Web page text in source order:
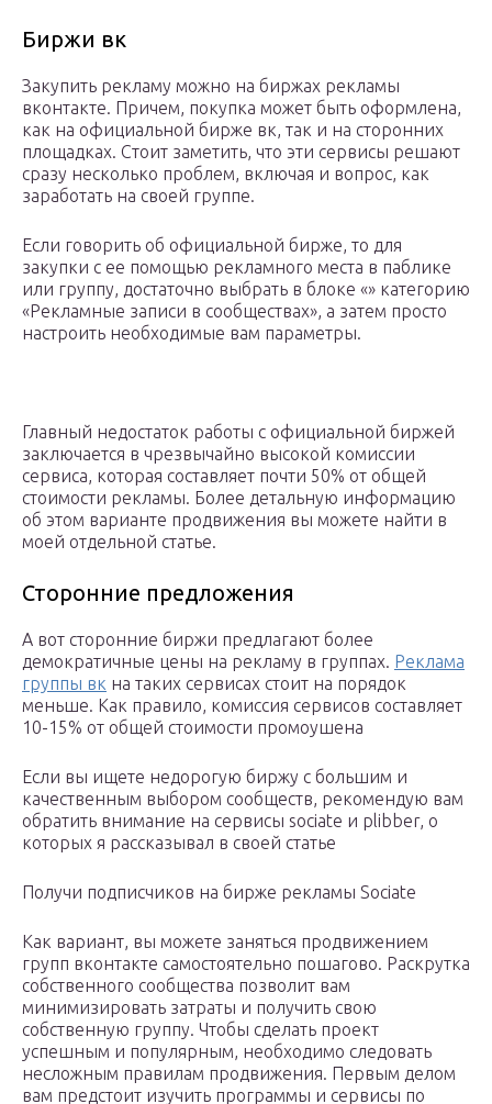
Биржи вк
Закупить рекламу можно на биржах рекламы
вконтакте. Причем, покупка может быть оформлена,
как на официальной бирже вк, так и на сторонних
площадках. Стоит заметить, что эти сервисы решают
сразу несколько проблем, включая и вопрос, как
заработать на своей группе.
Если говорить об официальной бирже, то для
закупки с ее помощью рекламного места в паблике
или группу, достаточно выбрать в блоке «» категорию
«Рекламные записи в сообществах», а затем просто
настроить необходимые вам параметры.
Главный недостаток работы с официальной биржей
заключается в чрезвычайно высокой комиссии
сервиса, которая составляет почти 50% от общей
стоимости рекламы. Более детальную информацию
об этом варианте продвижения вы можете найти в
моей отдельной статье.
Сторонние предложения
А вот сторонние биржи предлагают более
демократичные цены на рекламу в группах. Реклама
группы вк на таких сервисах стоит на порядок
меньше. Как правило, комиссия сервисов составляет
10-15% от общей стоимости промоушена
Если вы ищете недорогую биржу с большим и
качественным выбором сообществ, рекомендую вам
обратить внимание на сервисы sociate и plibber, о
которых я рассказывал в своей статье
Получи подписчиков на бирже рекламы Sociate
Как вариант, вы можете заняться продвижением
групп вконтакте самостоятельно пошагово. Раскрутка
собственного сообщества позволит вам
минимизировать затраты и получить свою
собственную группу. Чтобы сделать проект
успешным и популярным, необходимо следовать
несложным правилам продвижения. Первым делом
вам предстоит изучить программы и сервисы по